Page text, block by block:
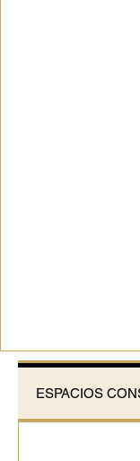
ESPACIOS